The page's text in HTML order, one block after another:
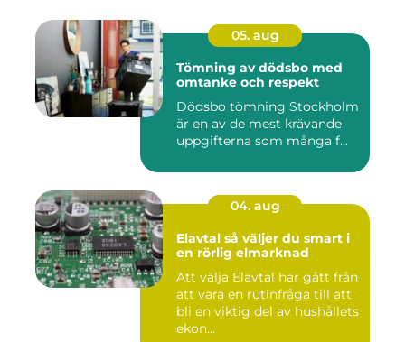
05. aug
Tömning av dödsbo med
omtanke och respekt
Dödsbo tömning Stockholm
är en av de mest krävande
uppgifterna som många f...
04. aug
Elavtal så väljer du smart i
en rörlig elmarknad
Att välja Elavtal har gått från
att vara en rutinfråga till att
bli en viktig del av hushållets
ekon...